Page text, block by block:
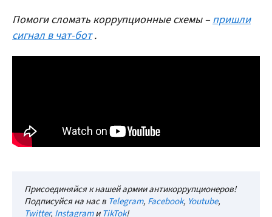
Помоги сломать коррупционные схемы – пришли
сигнал в чат-бот .
Присоединяйся к нашей армии антикоррупционеров!
Подписуйся на нас в Telegram, Facebook, Youtube,
Twitter, InstagramиTikTok!